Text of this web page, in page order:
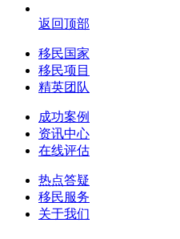
返回顶部
移民国家
移民项目
精英团队
成功案例
资讯中心
在线评估
热点答疑
移民服务
关于我们